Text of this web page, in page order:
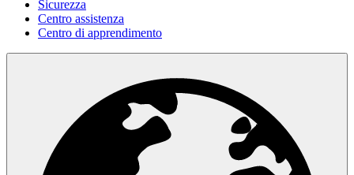
Sicurezza
Centro assistenza
Centro di apprendimento